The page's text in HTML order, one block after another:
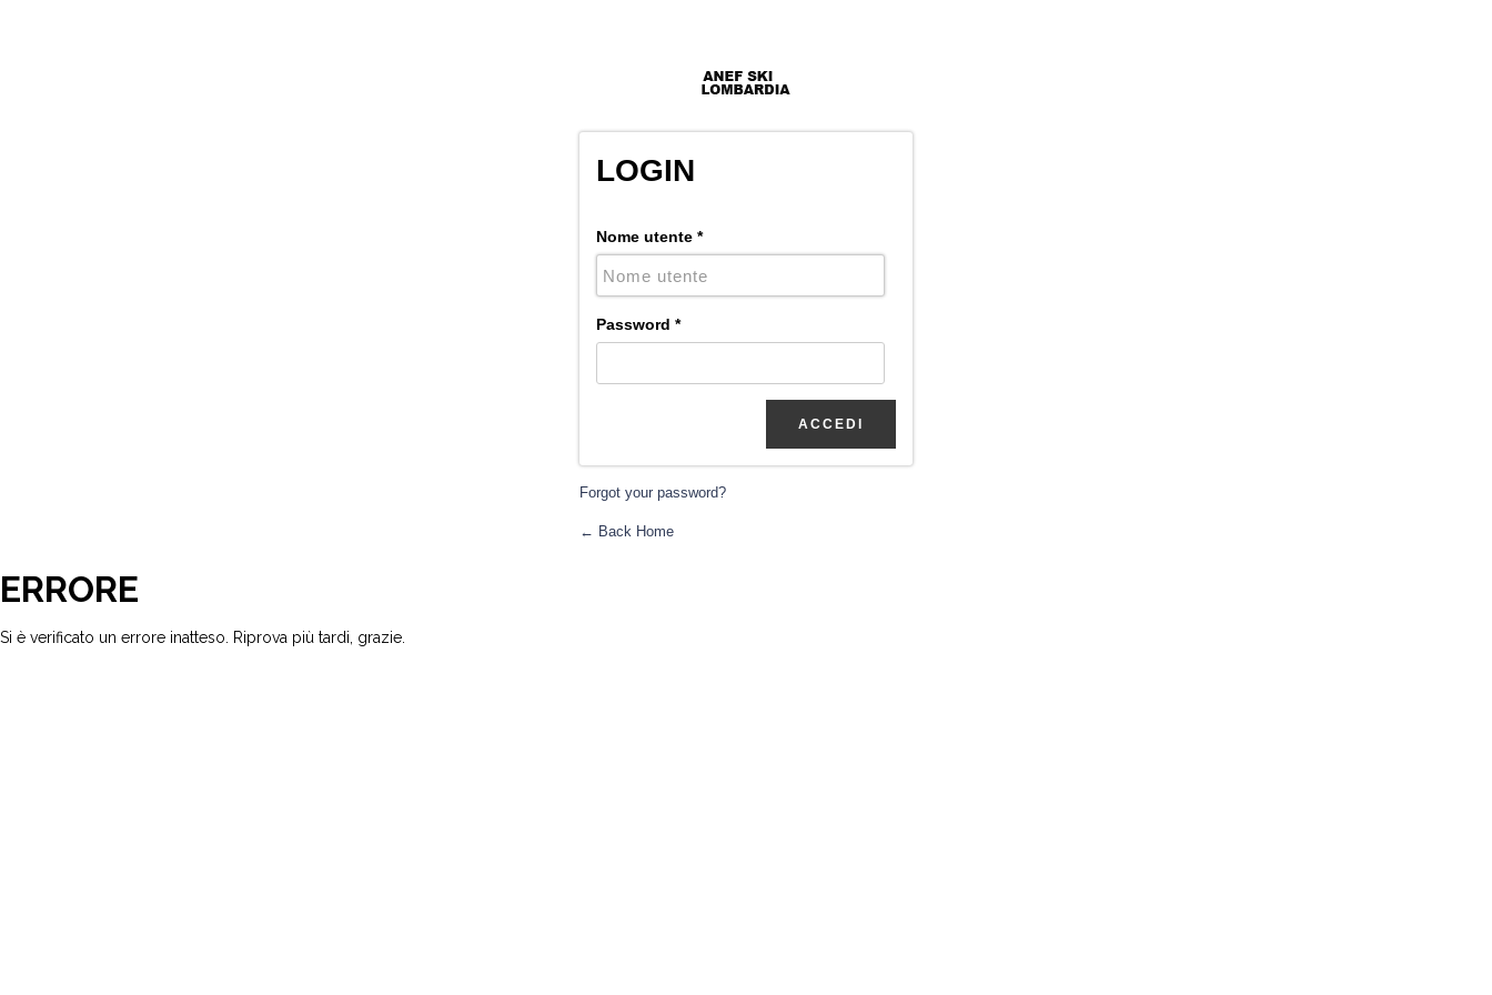
LOGIN
Nome utente *
Password *
Forgot your password?
← Back Home
ERRORE
Si è verificato un errore inatteso. Riprova più tardi, grazie.